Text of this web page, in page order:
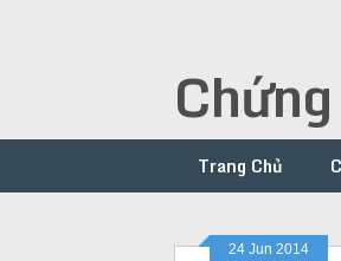
Trang Chủ
24 Jun 2014